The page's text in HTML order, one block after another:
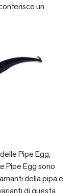
un
Pipe Egg,
Pipe Egg sono
della pipa e